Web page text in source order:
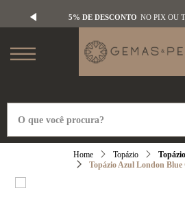
5% DE DESCONTO NO PIX OU
Topázio
Topázio Azul London Blue